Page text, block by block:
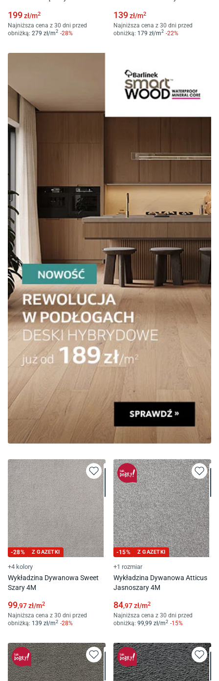
199zł/m2
Najniższa cena z 30 dni przed
obniżką: 279 zł/m2 -28%
139zł/m2
Najniższa cena z 30 dni przed
obniżką: 179 zł/m2 -22%
-28% Z GAZETKI
+4 kolory
Wykładzina Dywanowa Sweet
Szary 4M
99,97zł/m2
Najniższa cena z 30 dni przed
obniżką: 139 zł/m2 -28%
-15% Z GAZETKI
+1 rozmiar
Wykładzina Dywanowa Atticus
Jasnoszary 4M
84,97zł/m2
Najniższa cena z 30 dni przed
obniżką: 99,99 zł/m2 -15%